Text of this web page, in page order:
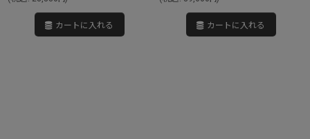
カートに入れる カートに入れる